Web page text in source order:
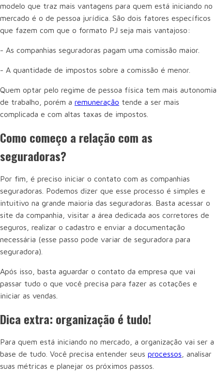
modelo que traz mais vantagens para quem está iniciando no
mercado é o de pessoa jurídica. São dois fatores específicos
que fazem com que o formato PJ seja mais vantajoso:
- As companhias seguradoras pagam uma comissão maior.
- A quantidade de impostos sobre a comissão é menor.
Quem optar pelo regime de pessoa física tem mais autonomia
de trabalho, porém a remuneração tende a ser mais
complicada e com altas taxas de impostos.
Como começo a relação com as
seguradoras?
Por fim, é preciso iniciar o contato com as companhias
seguradoras. Podemos dizer que esse processo é simples e
intuitivo na grande maioria das seguradoras. Basta acessar o
site da companhia, visitar a área dedicada aos corretores de
seguros, realizar o cadastro e enviar a documentação
necessária (esse passo pode variar de seguradora para
seguradora).
Após isso, basta aguardar o contato da empresa que vai
passar tudo o que você precisa para fazer as cotações e
iniciar as vendas.
Dica extra: organização é tudo!
Para quem está iniciando no mercado, a organização vai ser a
base de tudo. Você precisa entender seus processos , analisar
suas métricas e planejar os próximos passos.